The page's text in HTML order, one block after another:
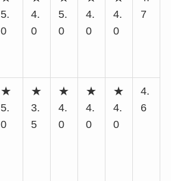
5.
0
4.
0
5.
0
4.
0
4.
0
7
★
5.
0
★
3.
5
★
4.
0
★
4.
0
★
4.
0
4.
6